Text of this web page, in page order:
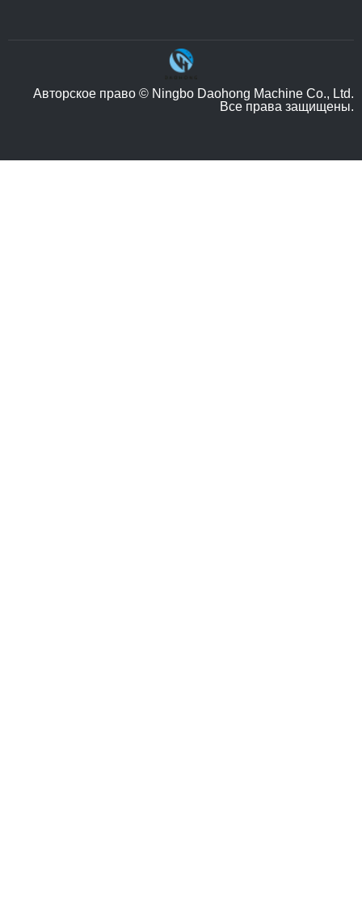
Авторское право © Ningbo Daohong Machine Co., Ltd.
Все права защищены.